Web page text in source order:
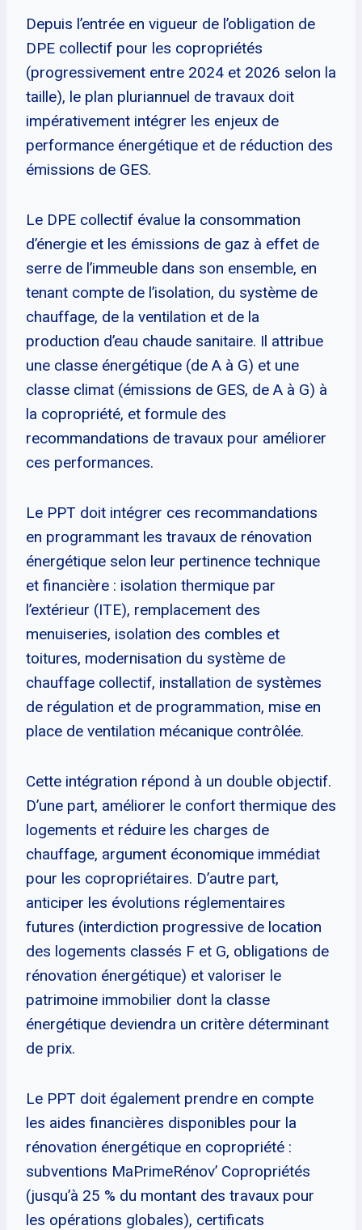
Depuis l’entrée en vigueur de l’obligation de
DPE collectif pour les copropriétés
(progressivement entre 2024 et 2026 selon la
taille), le plan pluriannuel de travaux doit
impérativement intégrer les enjeux de
performance énergétique et de réduction des
émissions de GES.
Le DPE collectif évalue la consommation
d’énergie et les émissions de gaz à effet de
serre de l’immeuble dans son ensemble, en
tenant compte de l’isolation, du système de
chauffage, de la ventilation et de la
production d’eau chaude sanitaire. Il attribue
une classe énergétique (de A à G) et une
classe climat (émissions de GES, de A à G) à
la copropriété, et formule des
recommandations de travaux pour améliorer
ces performances.
Le PPT doit intégrer ces recommandations
en programmant les travaux de rénovation
énergétique selon leur pertinence technique
et financière : isolation thermique par
l’extérieur (ITE), remplacement des
menuiseries, isolation des combles et
toitures, modernisation du système de
chauffage collectif, installation de systèmes
de régulation et de programmation, mise en
place de ventilation mécanique contrôlée.
Cette intégration répond à un double objectif.
D’une part, améliorer le confort thermique des
logements et réduire les charges de
chauffage, argument économique immédiat
pour les copropriétaires. D’autre part,
anticiper les évolutions réglementaires
futures (interdiction progressive de location
des logements classés F et G, obligations de
rénovation énergétique) et valoriser le
patrimoine immobilier dont la classe
énergétique deviendra un critère déterminant
de prix.
Le PPT doit également prendre en compte
les aides financières disponibles pour la
rénovation énergétique en copropriété :
subventions MaPrimeRénov’ Copropriétés
(jusqu’à 25 % du montant des travaux pour
les opérations globales), certificats